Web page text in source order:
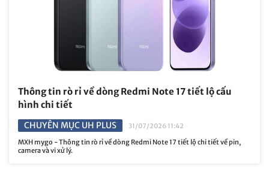
Thông tin rò rỉ về dòng Redmi Note 17 tiết lộ cấu
hình chi tiết
CHUYÊN MỤC UH PLUS
31/07/2026 11:42
MXH mygo - Thông tin rò rỉ về dòng Redmi Note 17 tiết lộ chi tiết về pin,
camera và vi xử lý.